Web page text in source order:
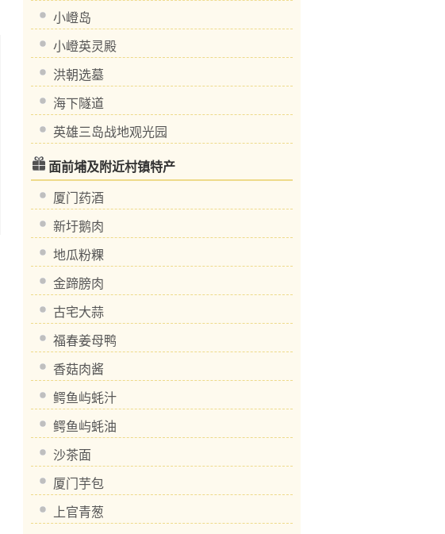
小嶝岛
小嶝英灵殿
洪朝选墓
海下隧道
英雄三岛战地观光园
面前埔及附近村镇特产
厦门药酒
新圩鹅肉
地瓜粉粿
金蹄膀肉
古宅大蒜
福春姜母鸭
香菇肉酱
鳄鱼屿蚝汁
鳄鱼屿蚝油
沙茶面
厦门芋包
上官青葱